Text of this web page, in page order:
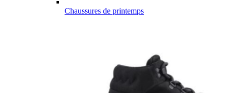
Chaussures de printemps